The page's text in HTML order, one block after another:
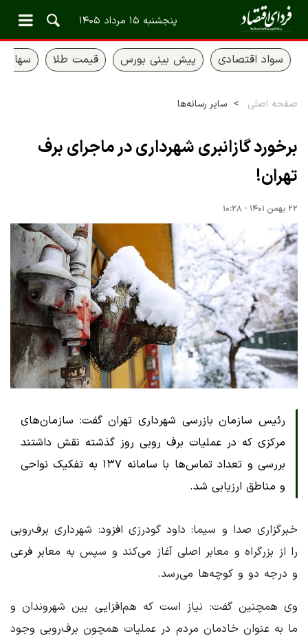
پنجشنبه ۱۵ مرداد ۱۴۰۵
سواد اقتصادی پیش بینی بورس قیمت طلا سهام
صفحه اصلی سایر رسانه‌ها
برخورد گازانبری شهرداری در ماجرای برف
تهران!
۲۲ بهمن ۱۴۰۱ - ۱۰:۲۸
رئیس سازمان بازرسی شهرداری تهران گفت: سازمان‌های
مرکزی که در عملیات برف روبی روز گذشته نقش داشتند
بررسی و تعداد تماس‌ها با سامانه ١٣٧ به تفکیک نواحی
و مناطق ارزیابی شد.
خبرگزاری صدا و سیما: داود گودرزی افزود: شهرداری برف‌روبی
را از بزرگراه و معابر اصلی آغاز می‌کند و سپس به معابر فرعی
و درجه دو و کوچه‌ها می‌رسد.
وی همچنین گفت: نیاز است که هم‌افزایی بین شهروندان و
ما به عنوان خادمان مردم در عملیات همچون برف‌روبی وجود